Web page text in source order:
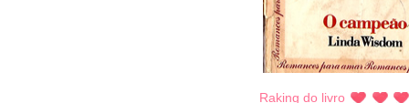
Raking do livro